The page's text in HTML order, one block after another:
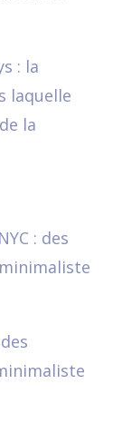
: la
laquelle
la